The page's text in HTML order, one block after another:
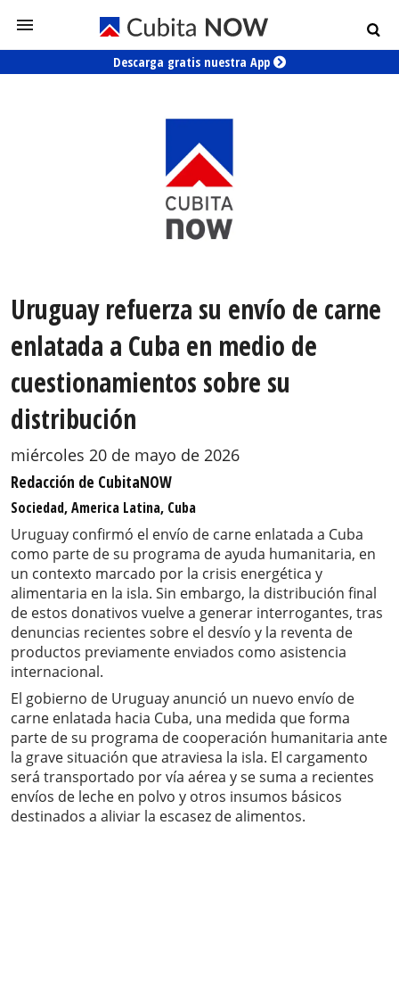
Descarga gratis nuestra App
Uruguay refuerza su envío de carne
enlatada a Cuba en medio de
cuestionamientos sobre su
distribución
miércoles 20 de mayo de 2026
Redacción de CubitaNOW
Sociedad, America Latina, Cuba
Uruguay confirmó el envío de carne enlatada a Cuba
como parte de su programa de ayuda humanitaria, en
un contexto marcado por la crisis energética y
alimentaria en la isla. Sin embargo, la distribución final
de estos donativos vuelve a generar interrogantes, tras
denuncias recientes sobre el desvío y la reventa de
productos previamente enviados como asistencia
internacional.
El gobierno de Uruguay anunció un nuevo envío de
carne enlatada hacia Cuba, una medida que forma
parte de su programa de cooperación humanitaria ante
la grave situación que atraviesa la isla. El cargamento
será transportado por vía aérea y se suma a recientes
envíos de leche en polvo y otros insumos básicos
destinados a aliviar la escasez de alimentos.